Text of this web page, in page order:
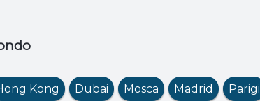
Kong Dubai Mosca Madrid Parigi